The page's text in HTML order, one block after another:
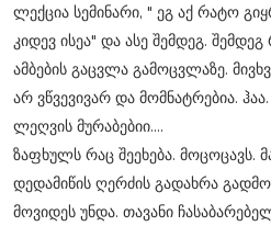
ლექცია სემინარი, " ეგ აქ რატო
კიდევ ისეა" და ასე შემდეგ.
ამბების გაცვლა გამოცვლაზე.
არ ვწვევივარ და მომნატრებია.
ლეღვის მურაბებიი....
ზაფხულს რაც შეეხება. მოცოცავს.
დედამიწის ღერძის გადახრა
მოვიდეს უნდა. თავანი